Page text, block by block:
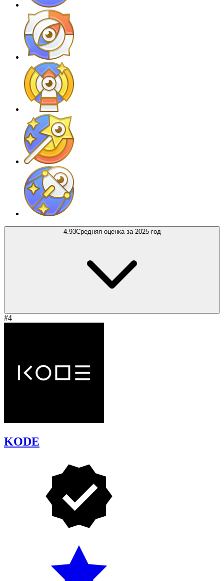
4.93Средняя оценка за 2025 год
#4
KODE